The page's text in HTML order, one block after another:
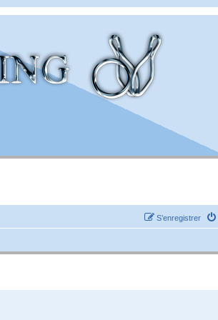
S’enregistrer